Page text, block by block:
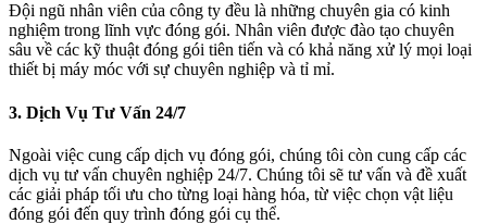
Đội ngũ nhân viên của công ty đều là những chuyên gia có kinh
nghiệm trong lĩnh vực đóng gói. Nhân viên được đào tạo chuyên
sâu về các kỹ thuật đóng gói tiên tiến và có khả năng xử lý mọi loại
thiết bị máy móc với sự chuyên nghiệp và tỉ mỉ.
3. Dịch Vụ Tư Vấn 24/7
Ngoài việc cung cấp dịch vụ đóng gói, chúng tôi còn cung cấp các
dịch vụ tư vấn chuyên nghiệp 24/7. Chúng tôi sẽ tư vấn và đề xuất
các giải pháp tối ưu cho từng loại hàng hóa, từ việc chọn vật liệu
đóng gói đến quy trình đóng gói cụ thể.